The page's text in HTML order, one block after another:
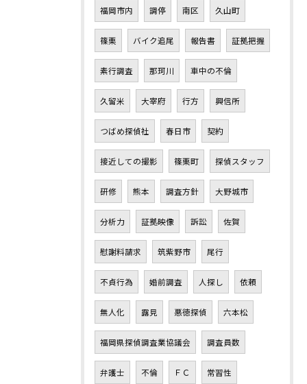
福岡市内 調停 南区 久山町
篠栗 バイク追尾 報告書 証拠把握
素行調査 那珂川 車中の不倫
久留米 大宰府 行方 興信所
つばめ探偵社 春日市 契約
接近しての撮影 篠栗町 探偵スタッフ
研修 熊本 調査方針 大野城市
分析力 証拠映像 訴訟 佐賀
慰謝料請求 筑紫野市 尾行
不貞行為 婚前調査 人探し 依頼
無人化 露見 悪徳探偵 六本松
福岡県探偵調査業協議会 調査員数
弁護士 不倫 ＦＣ 常習性